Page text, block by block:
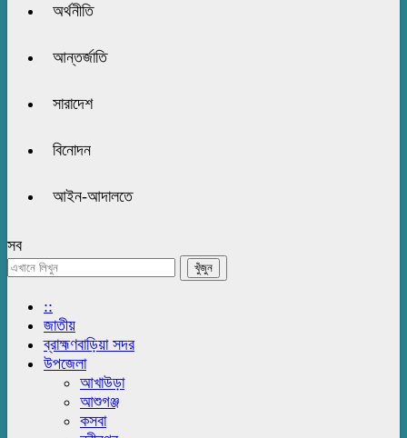
অর্থনীতি
আন্তর্জাতি
সারাদেশ
বিনোদন
আইন-আদালতে
সব
::
জাতীয়
ব্রাহ্মণবাড়িয়া সদর
উপজেলা
আখাউড়া
আশুগঞ্জ
কসবা